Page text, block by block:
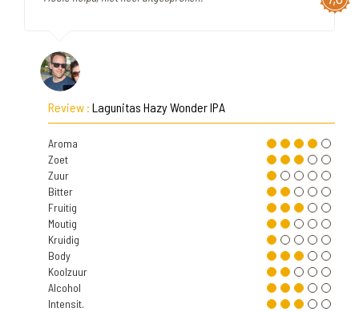
Review : Lagunitas Hazy Wonder IPA
Aroma
Zoet
Zuur
Bitter
Fruitig
Moutig
Kruidig
Body
Koolzuur
Alcohol
Intensit.